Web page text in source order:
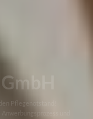
und